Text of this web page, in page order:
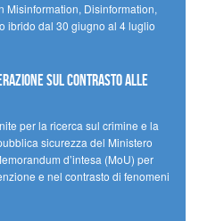
Misinformation, Disinformation,
ibrido dal 30 giugno al 4 luglio
sul contrasto alle
per la ricerca sul crimine e la
sicurezza del Ministero
d’intesa (MoU) per
e nel contrasto di fenomeni